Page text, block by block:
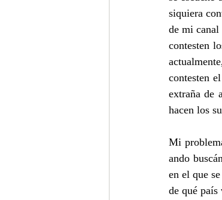
siquiera
de mi canal
contesten
contesten
extraña de
hacen los
Mi
ando
en el que
de qué